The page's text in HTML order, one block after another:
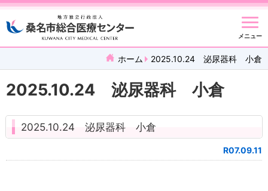
メニュー
ホーム 2025.10.24 泌尿器科 小倉
2025.10.24 泌尿器科 小倉
2025.10.24 泌尿器科 小倉
R07.09.11